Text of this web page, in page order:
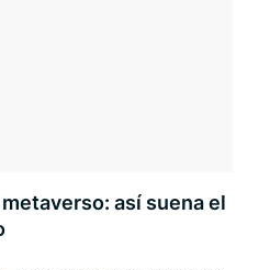
así suena el